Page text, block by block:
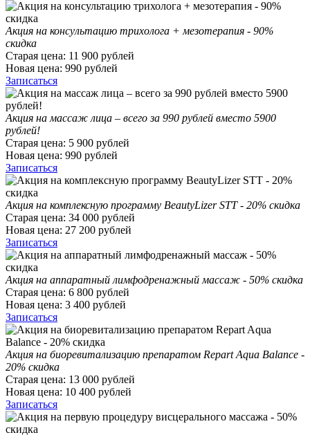
Акция на консультацию трихолога + мезотерапия - 90%
скидка
Старая цена: 11 900 рублей
Новая цена: 990 рублей
Записаться
Акция на массаж лица – всего за 990 рублей вместо 5900
рублей!
Старая цена: 5 900 рублей
Новая цена: 990 рублей
Записаться
Акция на комплексную программу BeautyLizer STT - 20% скидка
Старая цена: 34 000 рублей
Новая цена: 27 200 рублей
Записаться
Акция на аппаратный лимфодренажный массаж - 50% скидка
Старая цена: 6 800 рублей
Новая цена: 3 400 рублей
Записаться
Акция на биоревитализацию препаратом Repart Aqua Balance -
20% скидка
Старая цена: 13 000 рублей
Новая цена: 10 400 рублей
Записаться